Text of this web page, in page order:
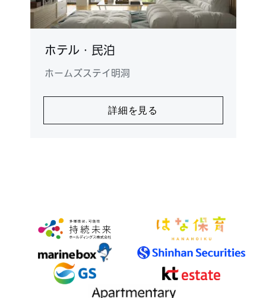
ホテル・民泊
ホームズステイ明洞
詳細を見る